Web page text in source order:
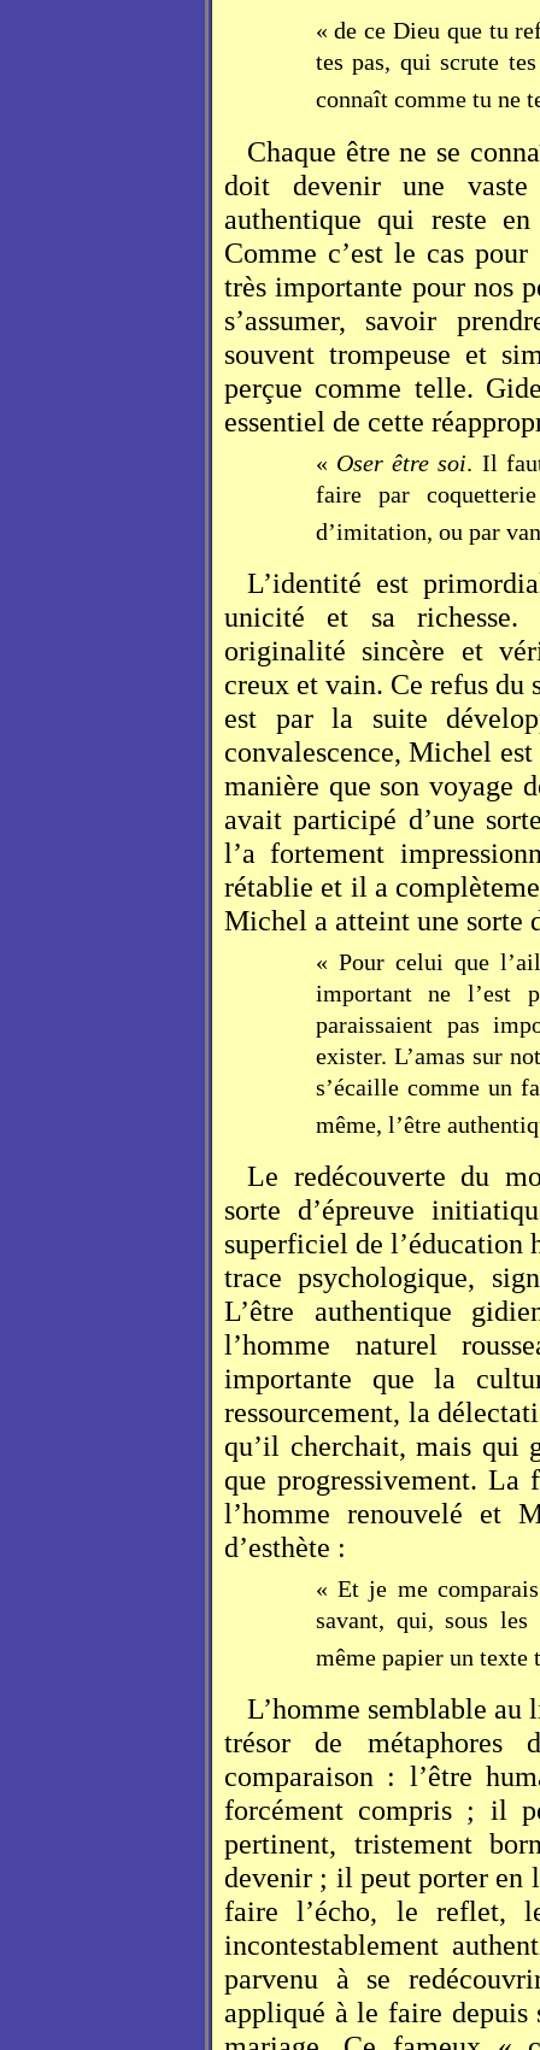
« de ce Dieu que tu
tes pas, qui scrute
connaît comme tu ne
Chaque être ne se
doit devenir une vaste
authentique qui reste
Comme c’est le cas
très importante pour nos
s’assumer, savoir
souvent trompeuse et
perçue comme telle.
essentiel de cette
« Oser être soi. Il
faire par
d’imitation, ou par
L’identité est
unicité et sa richesse.
originalité sincère et
creux et vain. Ce refus du
est par la suite
convalescence, Michel
manière que son voyage
avait participé d’une
l’a fortement
rétablie et il a
Michel a atteint une sorte
« Pour celui que
important ne l’est
paraissaient pas
exister. L’amas sur
s’écaille comme un
même, l’être
Le redécouverte du
sorte d’épreuve
superficiel de l’éducation
trace psychologique,
L’être authentique
l’homme naturel
importante que la
ressourcement, la
qu’il cherchait, mais qui
que progressivement.
l’homme renouvelé et
d’esthète :
« Et je me
savant, qui, sous les
même papier un
L’homme semblable au
trésor de métaphores
comparaison : l’être
forcément compris ; il
pertinent, tristement
devenir ; il peut porter en
faire l’écho, le reflet,
incontestablement
parvenu à se
appliqué à le faire